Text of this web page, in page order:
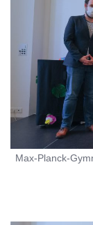
Max-Planck-